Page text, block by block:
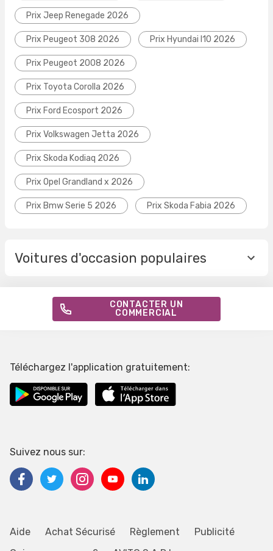
Prix Jeep Renegade 2026
Prix Peugeot 308 2026 Prix Hyundai I10 2026
Prix Peugeot 2008 2026
Prix Toyota Corolla 2026
Prix Ford Ecosport 2026
Prix Volkswagen Jetta 2026
Prix Skoda Kodiaq 2026
Prix Opel Grandland x 2026
Prix Bmw Serie 5 2026 Prix Skoda Fabia 2026
Voitures d'occasion populaires
CONTACTER UN
COMMERCIAL
Aide Achat Sécurisé Règlement
Publicité
Téléchargez l'application gratuitement:
Suivez nous sur: